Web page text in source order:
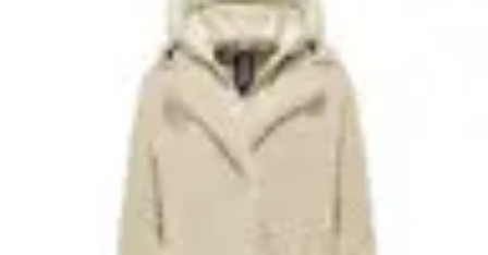
Consigli di StileTendenzeGuida al guardaroba